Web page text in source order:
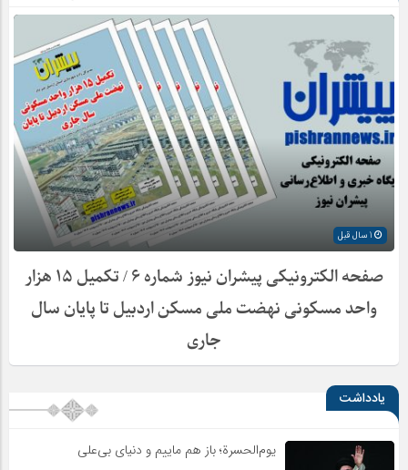
صفحه الکترونیکی پیشران نیوز شماره ۶ / تکمیل ۱۵ هزار
واحد مسکونی نهضت ملی مسکن اردبیل تا پایان سال
جاری
یادداشت
یوم‌الحسرة؛ باز هم ماییم و دنیای بی‌علی